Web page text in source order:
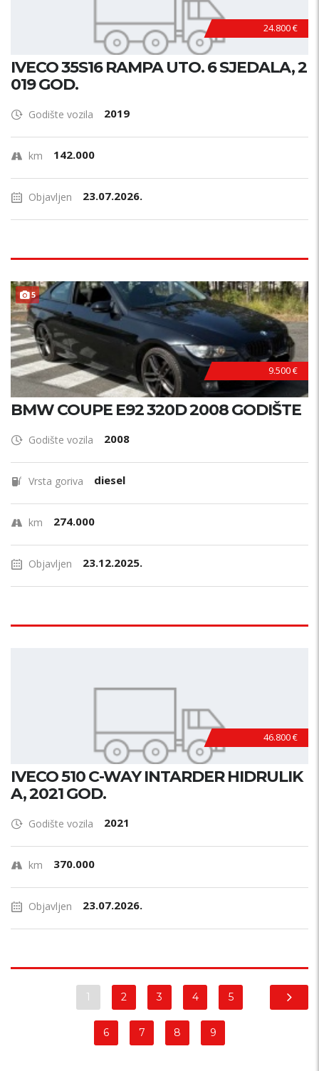
24.800 €
IVECO 35S16 RAMPA UTO. 6 SJEDALA, 2
019 GOD.
Godište vozila 2019
km 142.000
Objavljen 23.07.2026.
5 B
E
Z
U
L
A
G
A
N
J
A
!
9.500 €
BMW COUPE E92 320D 2008 GODIŠTE
Godište vozila 2008
Vrsta goriva diesel
km 274.000
Objavljen 23.12.2025.
46.800 €
IVECO 510 C-WAY INTARDER HIDRULIK
A, 2021 GOD.
Godište vozila 2021
km 370.000
Objavljen 23.07.2026.
1 2 3 4 5
6 7 8 9